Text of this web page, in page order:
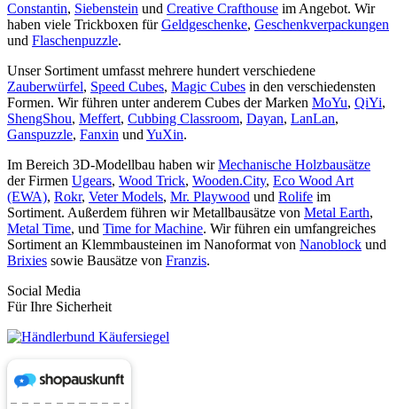
Constantin, Siebenstein und Creative Crafthouse im Angebot. Wir
haben viele Trickboxen fürGeldgeschenke, Geschenkverpackungen
und Flaschenpuzzle.
Unser Sortiment umfasst mehrere hundert verschiedene
Zauberwürfel, Speed Cubes, Magic Cubes in den verschiedensten
Formen. Wir führen unter anderem Cubes der Marken MoYu, QiYi,
ShengShou, Meffert, Cubbing Classroom, Dayan, LanLan,
Ganspuzzle, Fanxin und YuXin.
Im Bereich 3D-Modellbau haben wirMechanische Holzbausätze
der Firmen Ugears, Wood Trick, Wooden.City, Eco Wood Art
(EWA), Rokr, Veter Models, Mr. Playwood und Rolife im
Sortiment. Außerdem führen wir Metallbausätze von Metal Earth,
Metal Time, und Time for Machine. Wir führen ein umfangreiches
Sortiment an Klemmbausteinen im Nanoformat von Nanoblock und
Brixies sowie Bausätze von Franzis.
Social Media
Für Ihre Sicherheit